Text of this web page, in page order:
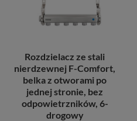
Rozdzielacz ze stali
nierdzewnej F-Comfort,
belka z otworami po
jednej stronie, bez
odpowietrzników, 6-
drogowy